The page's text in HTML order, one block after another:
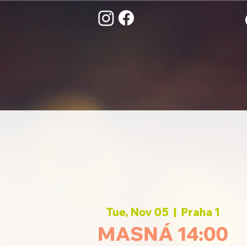
Tue, Nov 05
  |
Praha 1
MASNÁ 14:00